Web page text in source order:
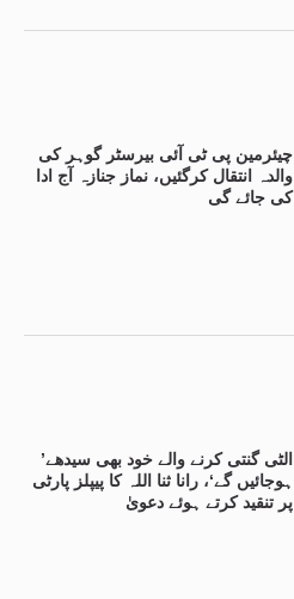
چیئرمین پی ٹی آئی بیرسٹر گوہر کی
والدہ انتقال کرگئیں، نماز جنازہ آج ادا
کی جائے گی
’الٹی گنتی کرنے والے خود بھی سیدھے
ہوجائیں گے‘، رانا ثنا اللہ کا پیپلز پارٹی
پر تنقید کرتے ہوئے دعویٰ